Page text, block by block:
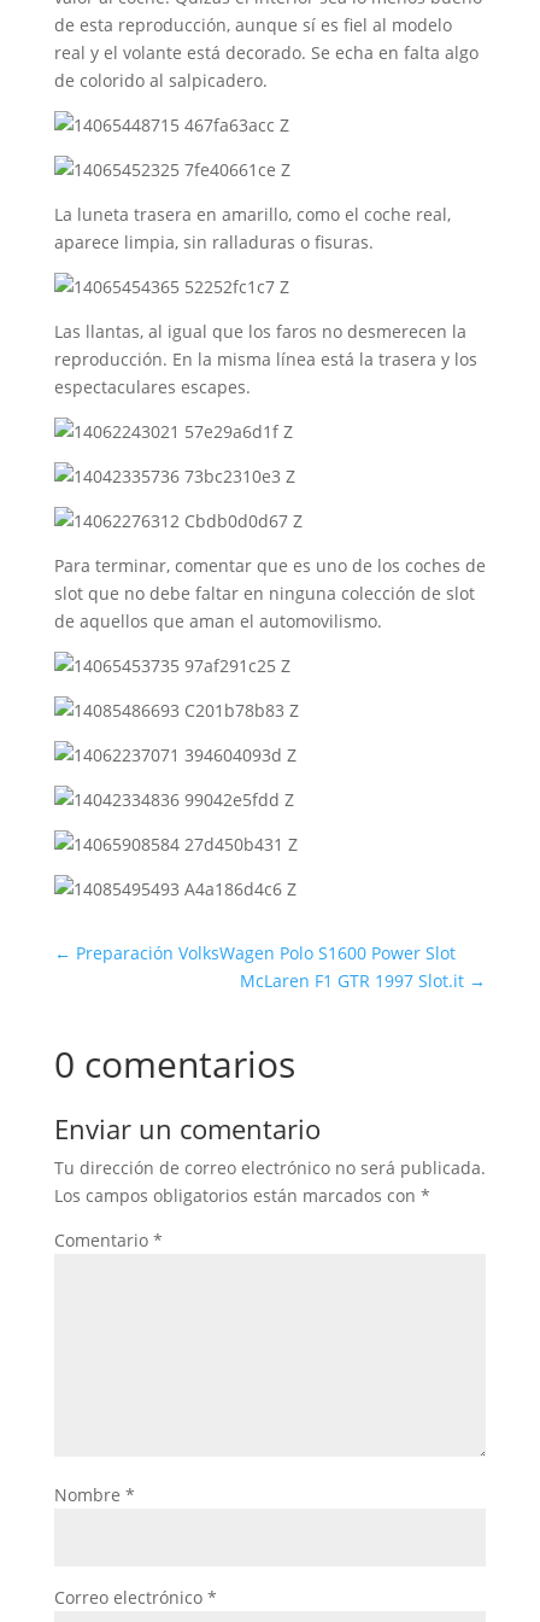
de esta reproducción, aunque sí es fiel al modelo
real y el volante está decorado. Se echa en falta algo
de colorido al salpicadero.
La luneta trasera en amarillo, como el coche real,
aparece limpia, sin ralladuras o fisuras.
Las llantas, al igual que los faros no desmerecen la
reproducción. En la misma línea está la trasera y los
espectaculares escapes.
Para terminar, comentar que es uno de los coches de
slot que no debe faltar en ninguna colección de slot
de aquellos que aman el automovilismo.
← Preparación VolksWagen Polo S1600 Power Slot
McLaren F1 GTR 1997 Slot.it →
0 comentarios
Enviar un comentario
Tu dirección de correo electrónico no será publicada.
Los campos obligatorios están marcados con *
Comentario *
Nombre *
Correo electrónico *